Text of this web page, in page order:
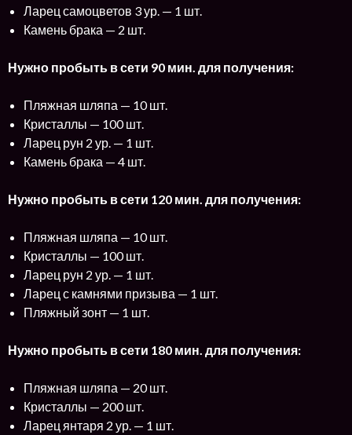
Ларец самоцветов 3 ур. — 1 шт.
Камень брака — 2 шт.
Нужно пробыть в сети 90 мин. для получения:
Пляжная шляпа — 10 шт.
Кристаллы — 100 шт.
Ларец рун 2 ур. — 1 шт.
Камень брака — 4 шт.
Нужно пробыть в сети 120 мин. для получения:
Пляжная шляпа — 10 шт.
Кристаллы — 100 шт.
Ларец рун 2 ур. — 1 шт.
Ларец с камнями призыва — 1 шт.
Пляжный зонт — 1 шт.
Нужно пробыть в сети 180 мин. для получения:
Пляжная шляпа — 20 шт.
Кристаллы — 200 шт.
Ларец янтаря 2 ур. — 1 шт.